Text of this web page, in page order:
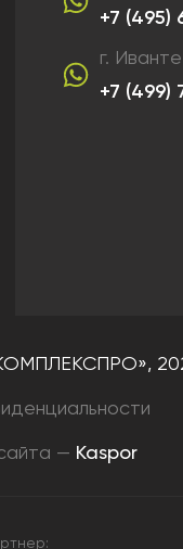
+7 (495)
г.
+7 (499)
— Kaspor